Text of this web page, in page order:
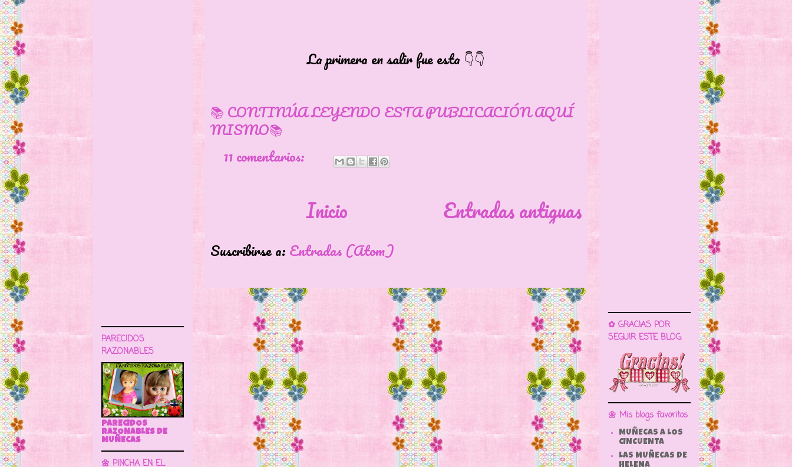
La primera en salir fue esta 👇👇
📚 CONTINÚA LEYENDO ESTA PUBLICACIÓN AQUÍ
MISMO📚
11 comentarios:
Entradas antiguas
Inicio
Suscribirse a: Entradas (Atom)
PARECIDOS
RAZONABLES
PARECIDOS
RAZONABLES DE
MUÑECAS
🌼 PINCHA EN EL
✿ GRACIAS POR
SEGUIR ESTE BLOG
🌼 Mis blogs favoritos
MUÑECAS A LOS
CINCUENTA
LAS MUÑECAS DE
HELENA